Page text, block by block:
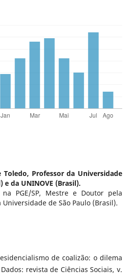
Toledo, Professor da Universidade
e da UNINOVE (Brasil).
PGE/SP, Mestre e Doutor pela
de São Paulo (Brasil).
de coalizão: o dilema
revista de Ciências Sociais, v.